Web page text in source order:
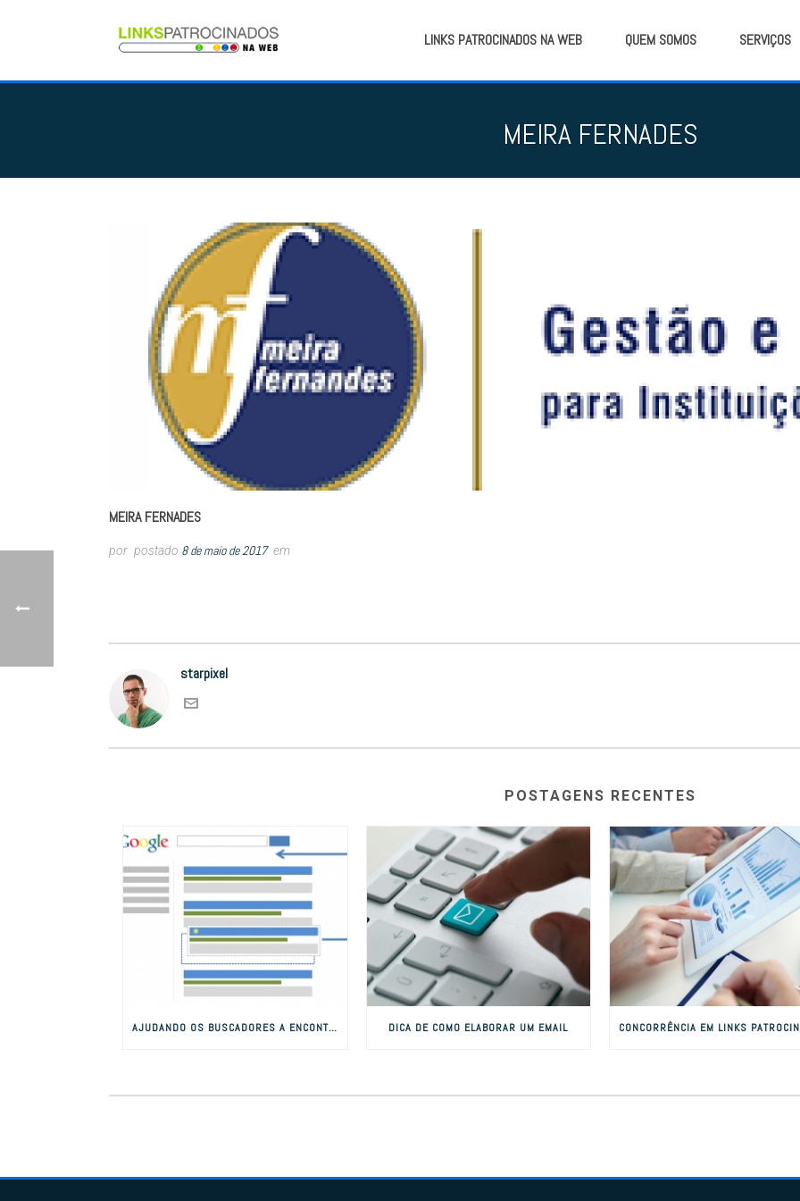
LINKS PATROCINADOS NA WEB QUEM SOMOS SERVIÇOS
MEIRA FERNADES
MEIRA FERNADES
por postado 8 de maio de 2017 em
starpixel
POSTAGENS RECENTES
AJUDANDO OS BUSCADORES A ENCONTRAR SEU SITE DICA DE COMO ELABORAR UM EMAIL